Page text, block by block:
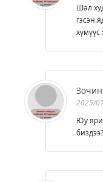
Шал
Зочин
2025/
Юу
биздээ?